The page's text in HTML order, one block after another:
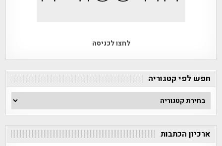
לחצו לכניסה
חפש לפי קטגוריה
חפש
לפי
קטגוריה
ארכיון הכתבות